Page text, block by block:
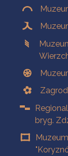
bryg.